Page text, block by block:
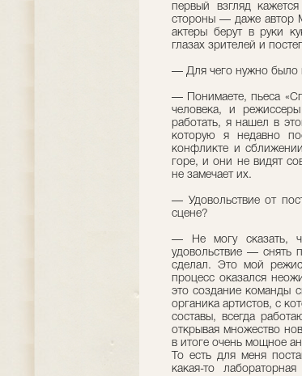
первый взгляд
стороны — даже автор
актеры берут в руки
глазах зрителей и
— Для чего нужно было
— Понимаете, пьеса
человека, и
работать, я нашел в
которую я недавно
конфликте и
горе, и они не видят
не замечает их.
— Удовольствие от
сцене?
— Не могу сказать,
удовольствие — снять
сделал. Это мой
процесс оказался
это создание команды
органика артистов, с
составы, всегда
открывая множество
в итоге очень мощное
То есть для меня
какая-то